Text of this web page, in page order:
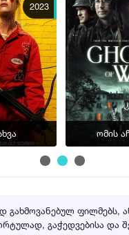
2023
ომის
გახმოვანებულ ფილმებს,
გაჭედვებისა და